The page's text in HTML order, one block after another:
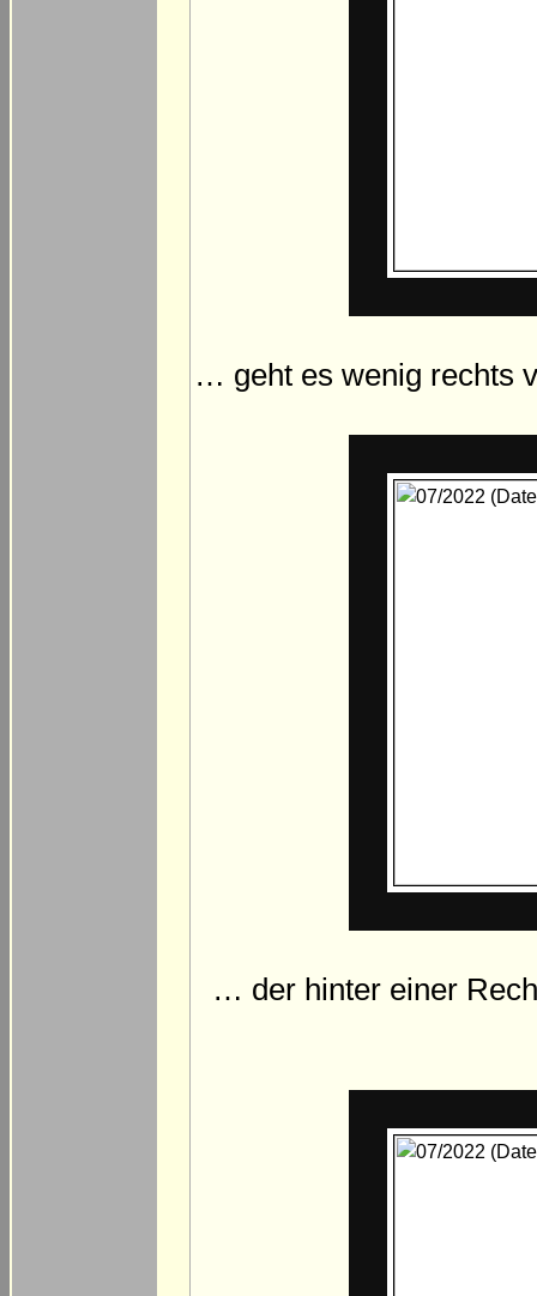
… geht es wenig rechts
… der hinter einer